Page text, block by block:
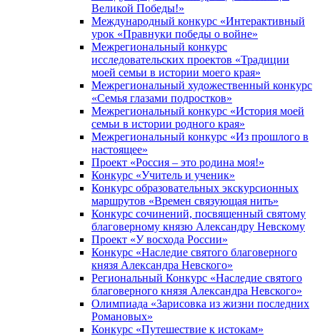
Великой Победы!»
Международный конкурс «Интерактивный
урок «Правнуки победы о войне»
Межрегиональный конкурс
исследовательских проектов «Традиции
моей семьи в истории моего края»
Межрегиональный художественный конкурс
«Семья глазами подростков»
Межрегиональный конкурс «История моей
семьи в истории родного края»
Межрегиональный конкурс «Из прошлого в
настоящее»
Проект «Россия – это родина моя!»
Конкурс «Учитель и ученик»
Конкурс образовательных экскурсионных
маршрутов «Времен связующая нить»
Конкурс сочинений, посвященный святому
благоверному князю Александру Невскому
Проект «У восхода России»
Конкурс «Наследие святого благоверного
князя Александра Невского»
Региональный Конкурс «Наследие святого
благоверного князя Александра Невского»
Олимпиада «Зарисовка из жизни последних
Романовых»
Конкурс «Путешествие к истокам»